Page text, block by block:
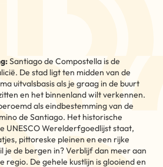
Santiago de Compostella is de
De stad ligt ten midden van de
uitvalsbasis als je graag in de buurt
en het binnenland wilt verkennen.
als eindbestemming van de
de Santiago. Het historische
UNESCO Werelderfgoedlijst staat,
pittoreske pleinen en een rijke
je de bergen in? Verblijf dan meer aan
regio. De gehele kustlijn is glooiend en